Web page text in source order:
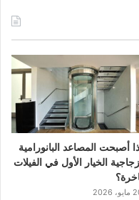
ي
و
ت
ق
ر
ا
م
أصبحت المصاعد البانورامية
الخيار الأول في الفيلات
2026